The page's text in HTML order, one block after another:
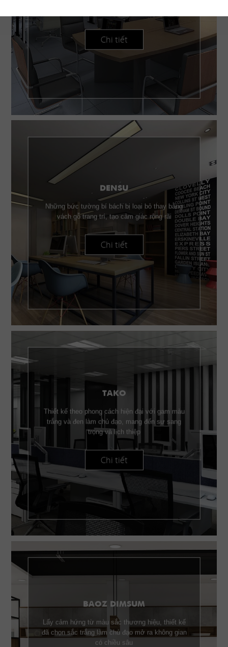
Chi tiết
DENSU
Những bức tường bí bách bị loại bỏ thay bằng
vách gỗ trang trí, tạo cảm giác rộng rãi
Chi tiết
TAKO
Thiết kế theo phong cách hiện đại với gam màu
trắng và đen làm chủ đạo, mang đến sự sang
trọng và lịch thiệp
Chi tiết
BAOZ DIMSUM
Lấy cảm hứng từ màu sắc thương hiệu, thiết kế
đã chọn sắc trắng làm chủ đạo mở ra không gian
có chiều sâu